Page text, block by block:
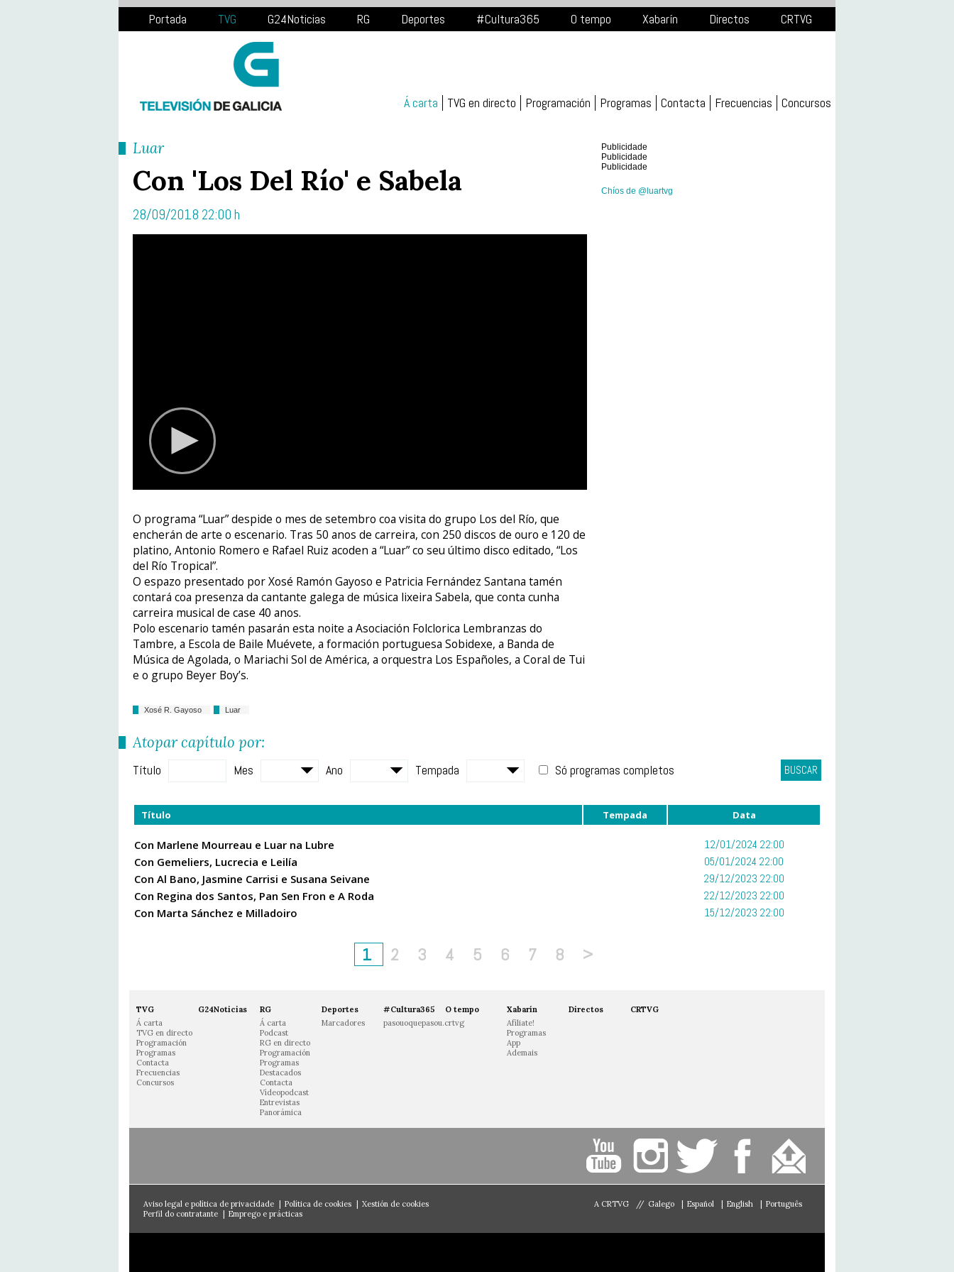
Portada TVG G24Noticias RG Deportes #Cultura365 O tempo Xabarín Directos CRTVG
Á carta TVG en directo Programación Programas Contacta Frecuencias Concursos
Luar
Con 'Los Del Río' e Sabela
28/09/2018 22:00 h
O programa “Luar” despide o mes de setembro coa visita do grupo Los del Río, que
encherán de arte o escenario. Tras 50 anos de carreira, con 250 discos de ouro e 120 de
platino, Antonio Romero e Rafael Ruiz acoden a “Luar” co seu último disco editado, “Los
del Río Tropical”.
O espazo presentado por Xosé Ramón Gayoso e Patricia Fernández Santana tamén
contará coa presenza da cantante galega de música lixeira Sabela, que conta cunha
carreira musical de case 40 anos.
Polo escenario tamén pasarán esta noite a Asociación Folclorica Lembranzas do
Tambre, a Escola de Baile Muévete, a formación portuguesa Sobidexe, a Banda de
Música de Agolada, o Mariachi Sol de América, a orquestra Los Españoles, a Coral de Tui
e o grupo Beyer Boy’s.
Xosé R. Gayoso Luar
Publicidade
Publicidade
Publicidade
Chíos de @luartvg
Atopar capítulo por:
Título Mes Ano Tempada Só programas completos BUSCAR
Título Tempada Data
Con Marlene Mourreau e Luar na Lubre 12/01/2024 22:00
Con Gemeliers, Lucrecia e Leilía 05/01/2024 22:00
Con Al Bano, Jasmine Carrisi e Susana Seivane 29/12/2023 22:00
Con Regina dos Santos, Pan Sen Fron e A Roda 22/12/2023 22:00
Con Marta Sánchez e Milladoiro 15/12/2023 22:00
1 2 3 4 5 6 7 8 >
TVG
Á carta
TVG en directo
Programación
Programas
Contacta
Frecuencias
Concursos
G24Noticias
RG
Á carta
Podcast
RG en directo
Programación
Programas
Destacados
Contacta
Vídeopodcast
Entrevistas
Panorámica
Deportes
Marcadores
#Cultura365
pasouoquepasou.crtvg
O tempo
Xabarín
Afíliate!
Programas
App
Ademais
Directos CRTVG
Aviso legal e política de privacidade | Política de cookies | Xestión de cookies
Perfil do contratante | Emprego e prácticas
A CRTVG // Galego | Español | English | Português